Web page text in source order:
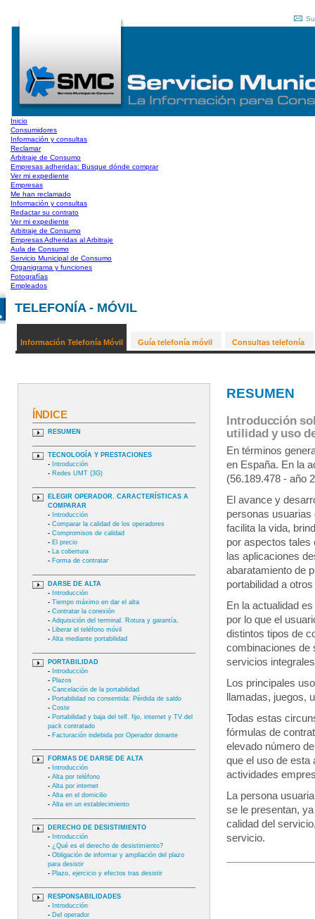
Inicio
Consumidores
Información y consultas
Reclamar
Arbitraje de Consumo
Empresas adheridas: Busque dónde comprar
Ver mi expediente
Empresas
Me han reclamado
Información y consultas
Redactar su contrato
Ver mi expediente
Arbitraje de Consumo
Empresas Adheridas al Arbitraje
Aula de Consumo
Servicio Municipal de Consumo
Organigrama y funciones
Fotografías
Empleados
TELEFONÍA - MÓVIL
Información Telefonía Móvil Guía telefonía móvil Consultas telefonía
ÍNDICE
RESUMEN
TECNOLOGÍA Y PRESTACIONES
- Introducción
- Redes UMT (3G)
ELEGIR OPERADOR. CARACTERÍSTICAS A
COMPARAR
- Introducción
- Comparar la calidad de los operadores
- Compromisos de calidad
- El precio
- La cobertura
- Forma de contratar
DARSE DE ALTA
- Introducción
- Tiempo máximo en dar el alta
- Contratar la conexión
- Adquisición del terminal. Rotura y garantía.
- Liberar el teléfono móvil
- Alta mediante portabilidad
PORTABILIDAD
- Introducción
- Plazos
- Cancelación de la portabilidad
- Portabilidad no consentida: Pérdida de saldo
- Coste
- Portabilidad y baja del telf. fijo, internet y TV del
pack contratado
- Facturación indebida por Operador donante
FORMAS DE DARSE DE ALTA
- Introducción
- Alta por teléfono
- Alta por internet
- Alta en el domicilio
- Alta en un establecimiento
DERECHO DE DESISTIMIENTO
- Introducción
- ¿Qué es el derecho de desistimiento?
- Obligación de informar y ampliación del plazo
para desistir
- Plazo, ejercicio y efectos tras desistir
RESPONSABILIDADES
- Introducción
- Del operador
RESUMEN
Introducción
utilidad y uso
En términos
en España. En la
(56.189.478 - año
El avance y
personas
facilita la vida,
por aspectos tales
las aplicaciones
abaratamiento de
portabilidad a
En la actualidad
por lo que el
distintos tipos de
combinaciones de
servicios
Los principales
llamadas, juegos,
Todas estas
fórmulas de
elevado número
que el uso de esta
actividades
La persona
se le presentan,
calidad del
servicio.